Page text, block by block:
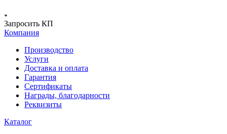
Запросить КП
Компания
Производство
Услуги
Доставка и оплата
Гарантия
Сертификаты
Награды, благодарности
Реквизиты
Каталог